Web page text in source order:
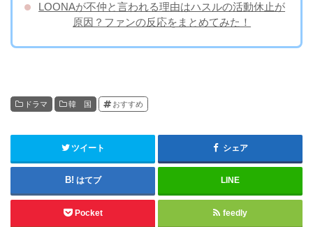
LOONAが不仲と言われる理由はハスルの活動休止が
原因？ファンの反応をまとめてみた！
ドラマ 韓 国 おすすめ
ツイート シェア
はてブ LINE
Pocket feedly